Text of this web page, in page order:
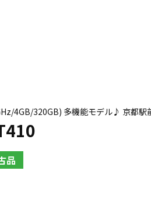
4GB/320GB) 多機能モデル♪ 京都駅
品